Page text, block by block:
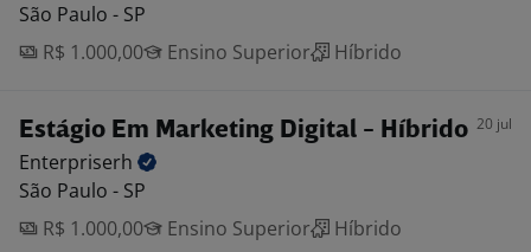
São Paulo - SP
R$ 1.000,00
Ensino Superior Híbrido
Estágio Em Marketing Digital - Híbrido 20 jul
Enterpriserh
São Paulo - SP
R$ 1.000,00
Ensino Superior Híbrido